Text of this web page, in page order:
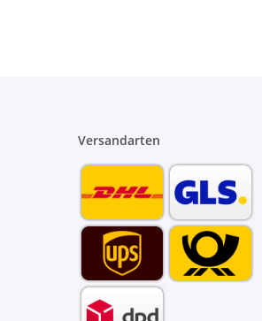
Versandarten